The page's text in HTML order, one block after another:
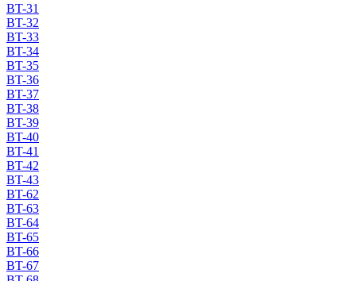
BT-31
BT-32
BT-33
BT-34
BT-35
BT-36
BT-37
BT-38
BT-39
BT-40
BT-41
BT-42
BT-43
BT-62
BT-63
BT-64
BT-65
BT-66
BT-67